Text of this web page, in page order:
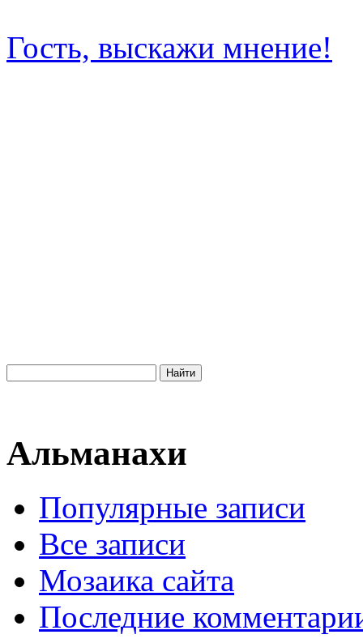
Гость, выскажи мнение!
Альманахи
Популярные записи
Все записи
Мозаика сайта
Последние